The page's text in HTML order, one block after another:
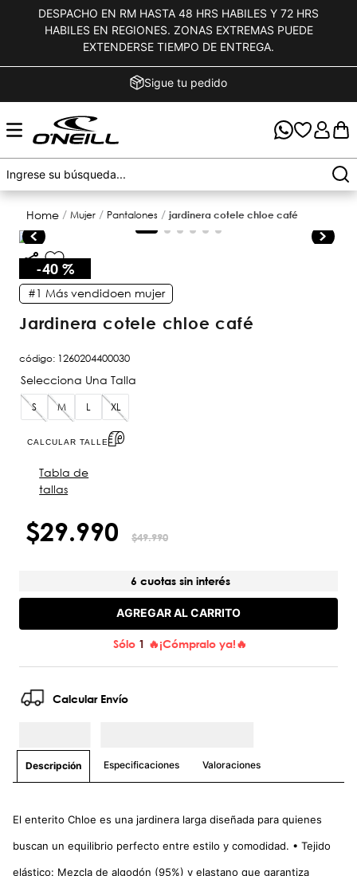
DESPACHO EN RM HASTA 48 HRS HABILES Y 72 HRS
HABILES EN REGIONES. ZONAS EXTREMAS PUEDE
EXTENDERSE TIEMPO DE ENTREGA.
Sigue tu pedido
mujer pantalones jardinera cotele chloe café
-40 %
#1 Más vendidoen mujer
jardinera cotele chloe café
código: 1260204400030
S M L XL
CALCULAR TALLE
Tabla de
tallas
$29.990 $49.990
6 cuotas sin interés
AGREGAR AL CARRITO
Sólo 1 🔥¡Cómpralo ya!🔥
Calcular Envío
Descripción Especificaciones Valoraciones
El enterito Chloe es una jardinera larga diseñada para quienes
buscan un equilibrio perfecto entre estilo y comodidad. • Tejido
elástico: Mezcla de algodón (95%) y elastano que garantiza